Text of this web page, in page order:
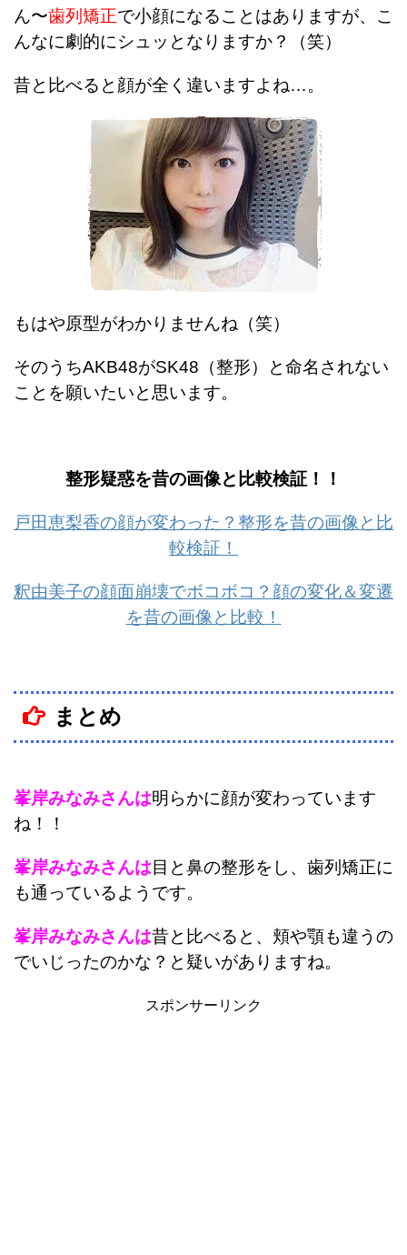
ん〜歯列矯正で小顔になることはありますが、こ
んなに劇的にシュッとなりますか？（笑）
昔と比べると顔が全く違いますよね…。
もはや原型がわかりませんね（笑）
そのうちAKB48がSK48（整形）と命名されない
ことを願いたいと思います。
整形疑惑を昔の画像と比較検証！！
戸田恵梨香の顔が変わった？整形を昔の画像と比
較検証！
釈由美子の顔面崩壊でボコボコ？顔の変化＆変遷
を昔の画像と比較！
まとめ
峯岸みなみさんは明らかに顔が変わっています
ね！！
峯岸みなみさんは 目と鼻の整形をし、歯列矯正に
も通っているようです。
峯岸みなみさんは昔と比べると、頬や顎も違うの
でいじったのかな？と疑いがありますね。
スポンサーリンク